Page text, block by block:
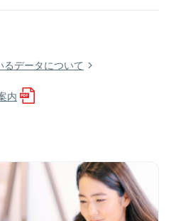
データについて
内